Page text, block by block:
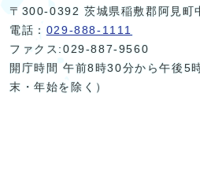
〒300-0392 茨城県稲敷郡阿見町
電話： 029-888-1111
ファクス:029-887-9560
開庁時間 午前8時30分から午後5
末・年始を除く）